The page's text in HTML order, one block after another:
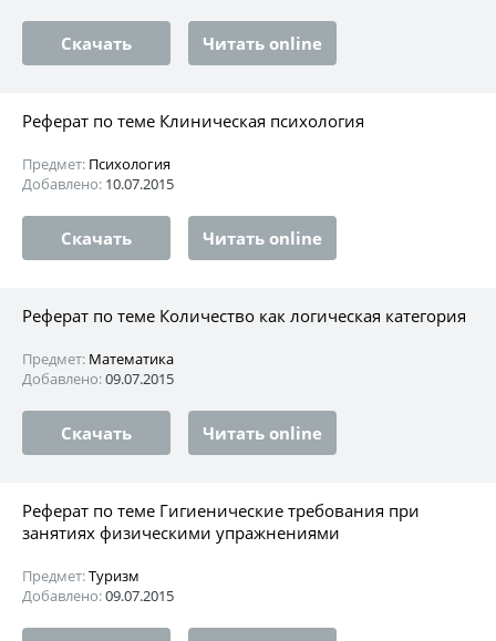
Скачать Читать online
Реферат по теме Клиническая психология
Предмет: Психология
Добавлено: 10.07.2015
Скачать Читать online
Реферат по теме Количество как логическая категория
Предмет: Математика
Добавлено:09.07.2015
Скачать Читать online
Реферат по теме Гигиенические требования при
занятиях физическими упражнениями
Предмет:Туризм
Добавлено:09.07.2015